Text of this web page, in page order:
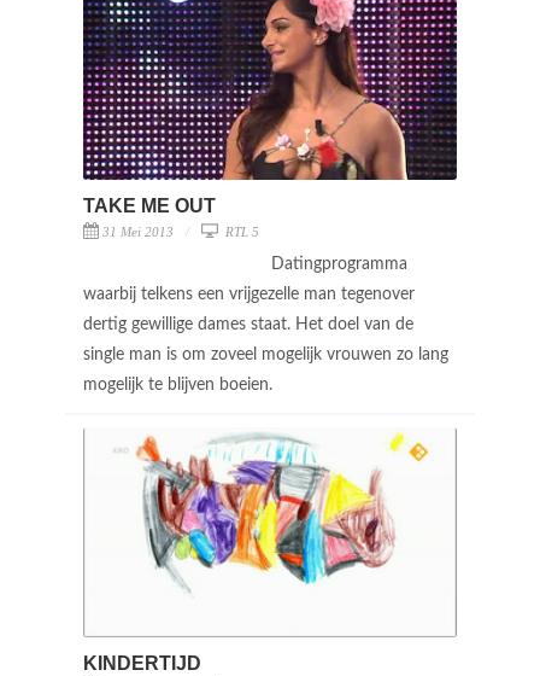
TAKE ME OUT
31 Mei 2013 RTL 5
Datingprogramma
waarbij telkens een vrijgezelle man tegenover
dertig gewillige dames staat. Het doel van de
single man is om zoveel mogelijk vrouwen zo lang
mogelijk te blijven boeien.
KINDERTIJD